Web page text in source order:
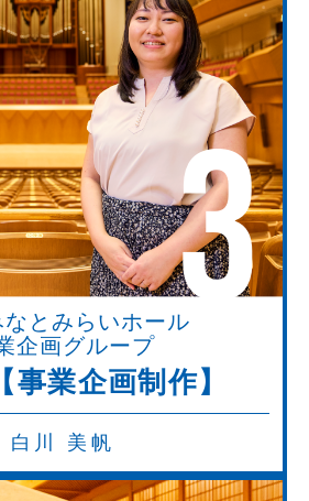
3
とみらいホール
企画グループ
事業企画制作】
白川 美帆